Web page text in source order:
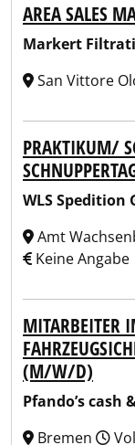
AREA SALES
Markert
San Vittore
PRAKTIKUM/
WLS Spedition
Amt
Keine Angabe
MITARBEITER
M/W/D)
Pfando’s cash
Bremen